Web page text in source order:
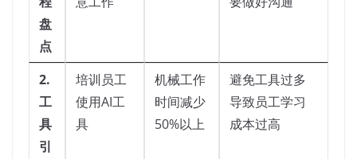
盘
点
2.
工
具
引
培训员工
使用AI工
具
机械工作
时间减少
50%以上
避免工具过多
导致员工学习
成本过高